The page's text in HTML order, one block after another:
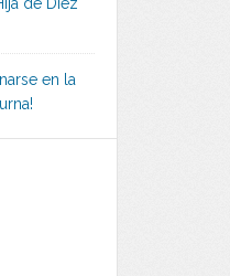
de Diez
en la